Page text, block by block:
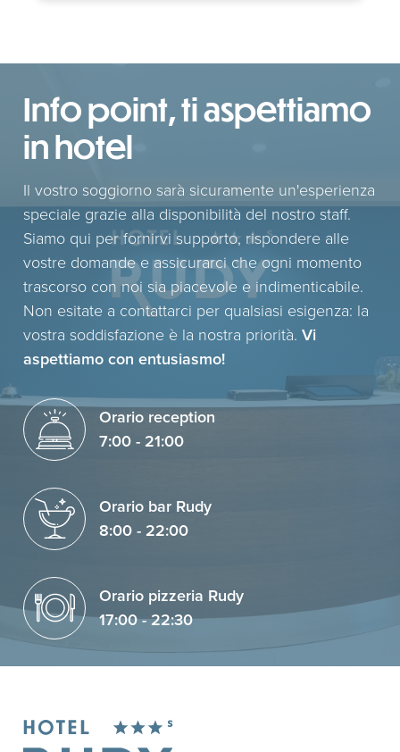
Info point, ti aspettiamo
in hotel
Il vostro soggiorno sarà sicuramente un'esperienza
speciale grazie alla disponibilità del nostro staff.
Siamo qui per fornirvi supporto, rispondere alle
vostre domande e assicurarci che ogni momento
trascorso con noi sia piacevole e indimenticabile.
Non esitate a contattarci per qualsiasi esigenza: la
vostra soddisfazione è la nostra priorità.Vi
aspettiamo con entusiasmo!
Orario reception
7:00 - 21:00
Orario bar Rudy
8:00 - 22:00
Orario pizzeria Rudy
17:00 - 22:30